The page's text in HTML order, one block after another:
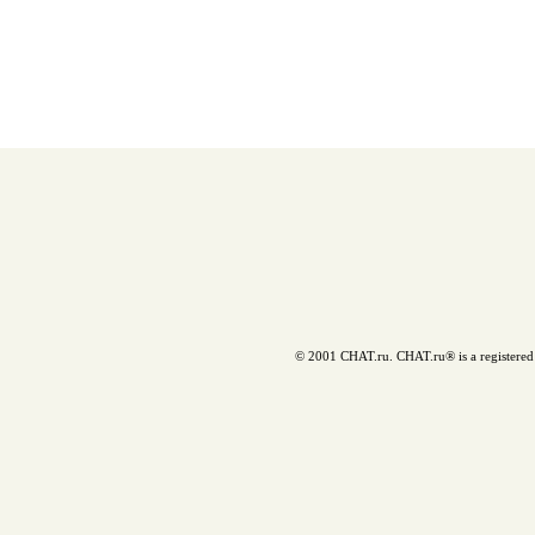
© 2001 CHAT.ru. CHAT.ru® is a